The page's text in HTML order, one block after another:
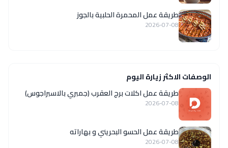
طريقة عمل المحمرة الحلبية بالجوز
2026-07-08
الوصفات الاكثر زيارة اليوم
طريقة عمل اكلات برج العقرب (جمبري بالاسبراجوس)
2026-07-08
طريقة عمل الحسو البحريني و بهاراته
2026-07-08